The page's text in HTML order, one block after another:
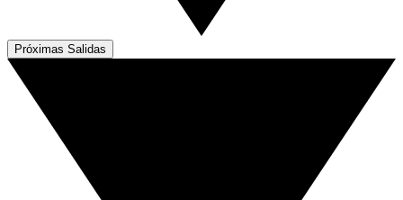
Próximas Salidas